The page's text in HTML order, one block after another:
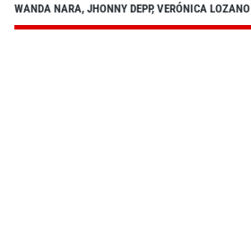
WANDA NARA, JHONNY DEPP, VERÓNICA LOZANO